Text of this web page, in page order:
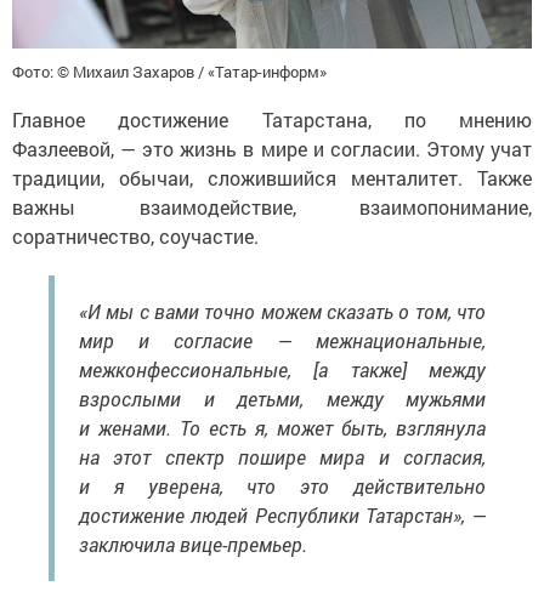
Фото: © Михаил Захаров / «Татар-информ»
Главное достижение Татарстана, по мнению
Фазлеевой, — это жизнь в мире и согласии. Этому учат
традиции, обычаи, сложившийся менталитет. Также
важны взаимодействие, взаимопонимание,
соратничество, соучастие.
«И мы с вами точно можем сказать о том, что
мир и согласие — межнациональные,
межконфессиональные, [а также] между
взрослыми и детьми, между мужьями
и женами. То есть я, может быть, взглянула
на этот спектр пошире мира и согласия,
и я уверена, что это действительно
достижение людей Республики Татарстан», —
заключила вице-премьер.